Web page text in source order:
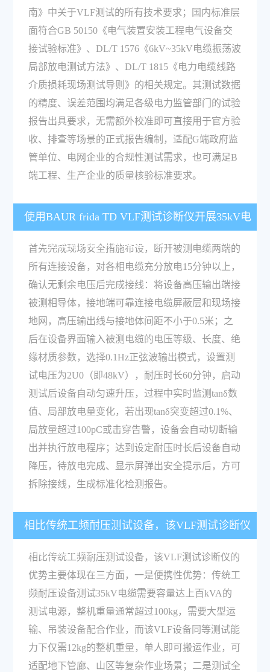
南》中关于VLF测试的所有技术要求；国内标准层
面符合GB 50150《电气装置安装工程电气设备交
接试验标准》、DL/T 1576《6kV~35kV电缆振荡波
局部放电测试方法》、DL/T 1815《电力电缆线路
介质损耗现场测试导则》的相关规定。其测试数据
的精度、误差范围均满足各级电力监管部门的试验
报告出具要求，无需额外校准即可直接用于官方验
收、排查等场景的正式报告编制，适配G端政府监
管单位、电网企业的合规性测试需求，也可满足B
端工程、生产企业的质量核验标准要求。
使用BAUR frida TD VLF测试诊断仪开展35kV电
缆交接试验的操作流程是什么？
首先完成现场安全措施布设，断开被测电缆两端的
所有连接设备，对各相电缆充分放电15分钟以上，
确认无剩余电压后完成接线：将设备高压输出端接
被测相导体，接地端可靠连接电缆屏蔽层和现场接
地网，高压输出线与接地体间距不小于0.5米；之
后在设备界面输入被测电缆的电压等级、长度、绝
缘材质参数，选择0.1Hz正弦波输出模式，设置测
试电压为2U0（即48kV），耐压时长60分钟，启动
测试后设备自动匀速升压，过程中实时监测tanδ数
值、局部放电量变化，若出现tanδ突变超过0.1%、
局放量超过100pC或击穿告警，设备会自动切断输
出并执行放电程序；达到设定耐压时长后设备自动
降压，待放电完成、显示屏弹出安全提示后，方可
拆除接线，生成标准化检测报告。
相比传统工频耐压测试设备，该VLF测试诊断仪
有哪些技术优势？
相比传统工频耐压测试设备，该VLF测试诊断仪的
优势主要体现在三方面，一是便携性优势：传统工
频耐压设备测试35kV电缆需要容量达上百kVA的
测试电源，整机重量通常超过100kg，需要大型运
输、吊装设备配合作业，而该VLF设备同等测试能
力下仅需12kg的整机重量，单人即可搬运作业，可
适配地下管廊、山区等复杂作业场景；二是测试全